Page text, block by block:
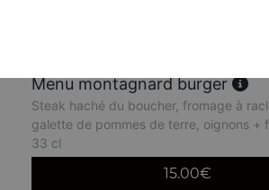
Menu montagnard burger
Steak haché du boucher, fromage à
galette de pommes de terre, oignons +
33 cl
15.00€